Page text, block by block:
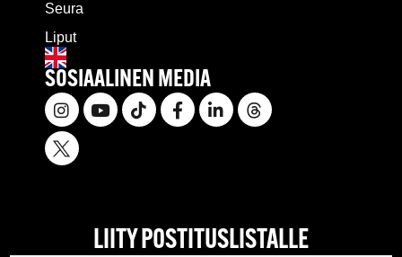
Seura
Liput
SOSIAALINEN MEDIA
LIITY POSTITUSLISTALLE